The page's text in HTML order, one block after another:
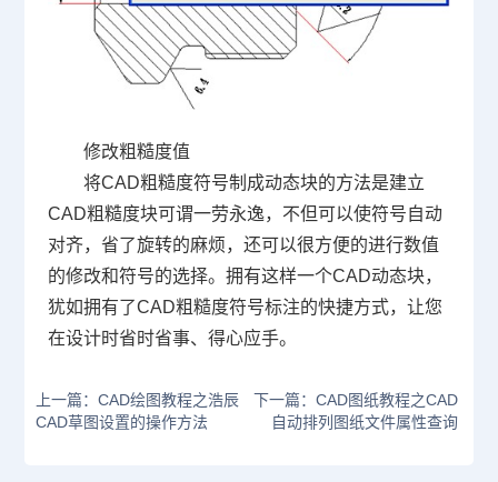
修改粗糙度值
将CAD粗糙度符号制成动态块的方法是建立
CAD粗糙度块可谓一劳永逸，不但可以使符号自动
对齐，省了旋转的麻烦，还可以很方便的进行数值
的修改和符号的选择。拥有这样一个CAD动态块，
犹如拥有了CAD粗糙度符号标注的快捷方式，让您
在设计时省时省事、得心应手。
上一篇：CAD绘图教程之浩辰
CAD草图设置的操作方法
下一篇：CAD图纸教程之CAD
自动排列图纸文件属性查询